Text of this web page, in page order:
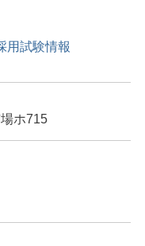
用試験情報
ホ715